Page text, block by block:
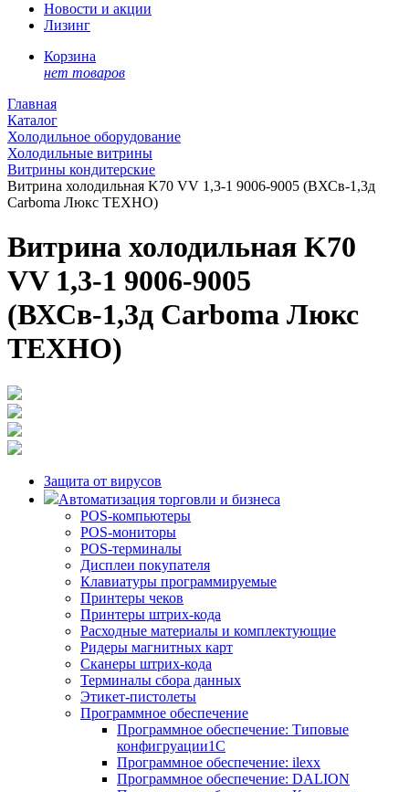
Новости и акции
Лизинг
Корзина
нет товаров
Главная
Каталог
Холодильное оборудование
Холодильные витрины
Витрины кондитерские
Витрина холодильная K70 VV 1,3-1 9006-9005 (ВХСв-1,3д
Carboma Люкс ТЕХНО)
Витрина холодильная K70
VV 1,3-1 9006-9005
(ВХСв-1,3д Carboma Люкс
ТЕХНО)
Защита от вирусов
Автоматизация торговли и бизнеса
POS-компьютеры
POS-мониторы
POS-терминалы
Дисплеи покупателя
Клавиатуры программируемые
Принтеры чеков
Принтеры штрих-кода
Расходные материалы и комплектующие
Ридеры магнитных карт
Сканеры штрих-кода
Терминалы сбора данных
Этикет-пистолеты
Программное обеспечение
Программное обеспечение: Типовые
конфигруации1С
Программное обеспечение: ilexx
Программное обеспечение: DALION